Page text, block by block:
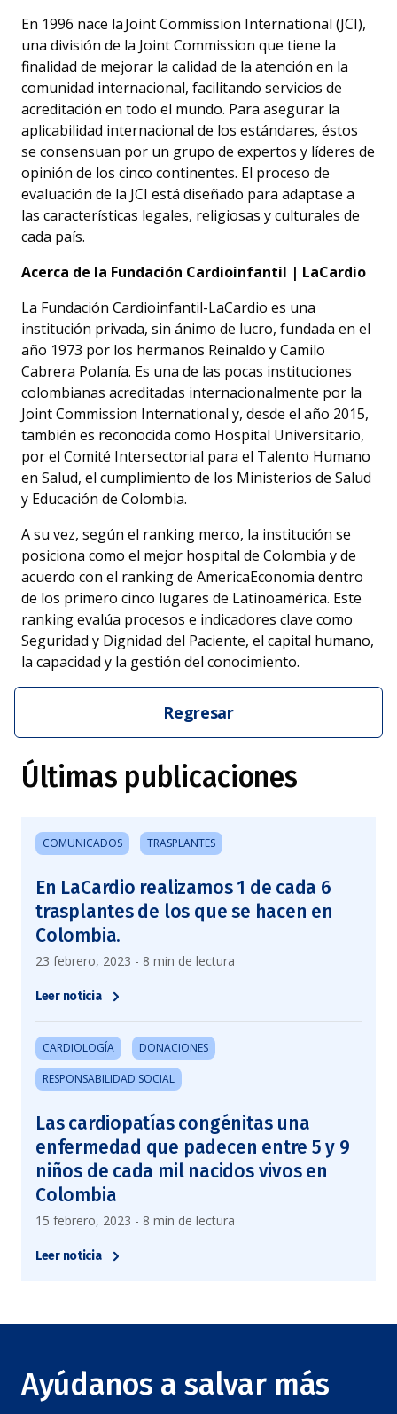
En 1996 nace la Joint Commission International (JCI),
una división de la Joint Commission que tiene la
finalidad de mejorar la calidad de la atención en la
comunidad internacional, facilitando servicios de
acreditación en todo el mundo. Para asegurar la
aplicabilidad internacional de los estándares, éstos
se consensuan por un grupo de expertos y líderes de
opinión de los cinco continentes. El proceso de
evaluación de la JCI está diseñado para adaptase a
las características legales, religiosas y culturales de
cada país.
Acerca de la Fundación Cardioinfantil | LaCardio
La Fundación Cardioinfantil-LaCardio es una
institución privada, sin ánimo de lucro, fundada en el
año 1973 por los hermanos Reinaldo y Camilo
Cabrera Polanía. Es una de las pocas instituciones
colombianas acreditadas internacionalmente por la
Joint Commission International y, desde el año 2015,
también es reconocida como Hospital Universitario,
por el Comité Intersectorial para el Talento Humano
en Salud, el cumplimiento de los Ministerios de Salud
y Educación de Colombia.
A su vez, según el ranking merco, la institución se
posiciona como el mejor hospital de Colombia y de
acuerdo con el ranking de AmericaEconomia dentro
de los primero cinco lugares de Latinoamérica. Este
ranking evalúa procesos e indicadores clave como
Seguridad y Dignidad del Paciente, el capital humano,
la capacidad y la gestión del conocimiento.
Regresar
Últimas publicaciones
COMUNICADOS TRASPLANTES
En LaCardio realizamos 1 de cada 6
trasplantes de los que se hacen en
Colombia.
23 febrero, 2023 - 8 min de lectura
Leer noticia
CARDIOLOGÍA DONACIONES
RESPONSABILIDAD SOCIAL
Las cardiopatías congénitas una
enfermedad que padecen entre 5 y 9
niños de cada mil nacidos vivos en
Colombia
15 febrero, 2023 - 8 min de lectura
Leer noticia
Ayúdanos a salvar más